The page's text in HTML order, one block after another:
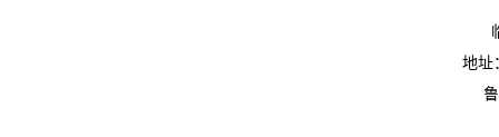
地址